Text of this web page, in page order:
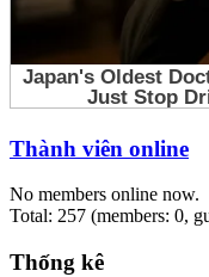
Thành viên online
No members online now.
Total: 257 (members: 0,
Thống kê